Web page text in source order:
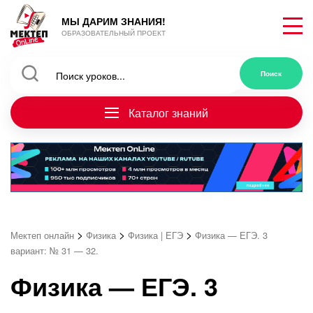
МЫ ДАРИМ ЗНАНИЯ!
ОБРАЗОВАТЕЛЬНЫЙ ПРОЕКТ
Каталог знаний
Мектеп онлайн > Физика > Физика | ЕГЭ > Физика — ЕГЭ. 3
вариант: № 31 — 32.
Физика — ЕГЭ. 3